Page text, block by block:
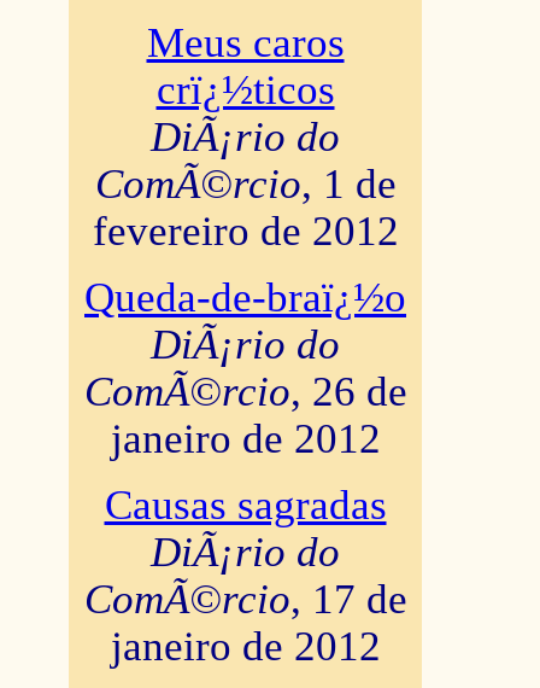
Meus caros
crï¿½ticos
DiÃ¡rio do
ComÃ©rcio, 1 de
fevereiro de 2012
Queda-de-braï¿½o
DiÃ¡rio do
ComÃ©rcio, 26 de
janeiro de 2012
Causas sagradas
DiÃ¡rio do
ComÃ©rcio, 17 de
janeiro de 2012